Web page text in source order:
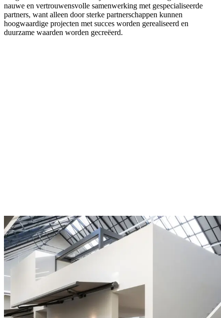
nauwe en vertrouwensvolle samenwerking met gespecialiseerde
partners, want alleen door sterke partnerschappen kunnen
hoogwaardige projecten met succes worden gerealiseerd en
duurzame waarden worden gecreëerd.